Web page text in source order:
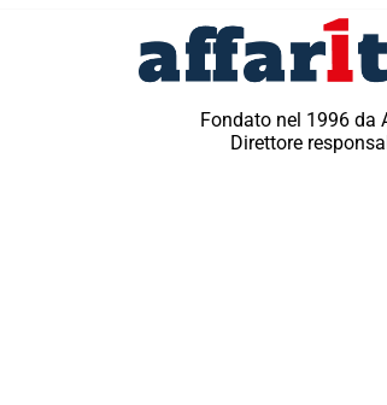
Fondato nel 1996 da
Direttore